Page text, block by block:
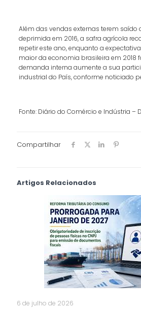
Além das vendas externas terem
deprimida em 2016, a safra agrícola
repetir este ano, enquanto a
maior da economia brasileira em 2018
demanda interna aumente a sua
industrial do País, conforme noticiado
Fonte: Diário do Comércio e Indústria –
Compartilhar
Artigos Relacionados
6 de julho de 2026